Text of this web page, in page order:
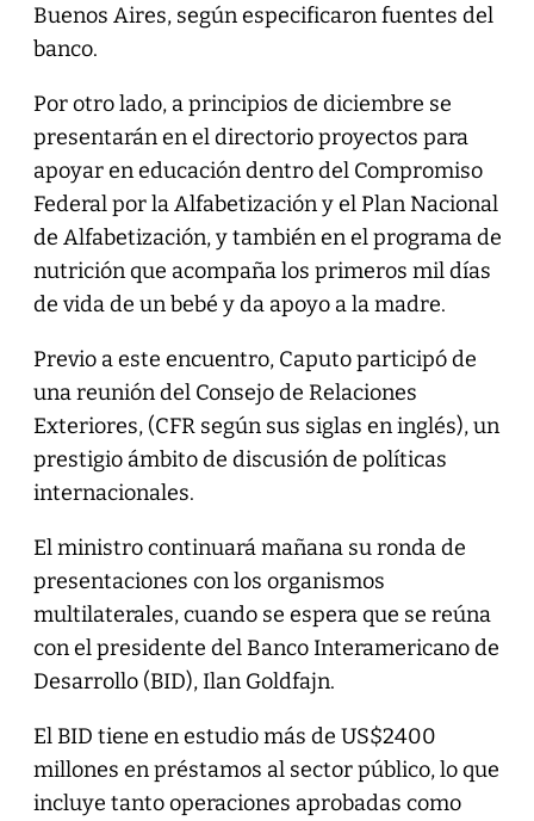
Buenos Aires, según especificaron fuentes del
banco.
Por otro lado, a principios de diciembre se
presentarán en el directorio proyectos para
apoyar en educación dentro del Compromiso
Federal por la Alfabetización y el Plan Nacional
de Alfabetización, y también en el programa de
nutrición que acompaña los primeros mil días
de vida de un bebé y da apoyo a la madre.
Previo a este encuentro, Caputo participó de
una reunión del Consejo de Relaciones
Exteriores, (CFR según sus siglas en inglés), un
prestigio ámbito de discusión de políticas
internacionales.
El ministro continuará mañana su ronda de
presentaciones con los organismos
multilaterales, cuando se espera que se reúna
con el presidente del Banco Interamericano de
Desarrollo (BID), Ilan Goldfajn.
El BID tiene en estudio más de US$2400
millones en préstamos al sector público, lo que
incluye tanto operaciones aprobadas como